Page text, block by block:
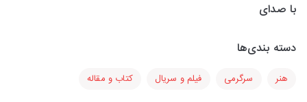
با صدای
دسته بندی‌ها
هنر سرگرمی فیلم و سریال کتاب و مقاله